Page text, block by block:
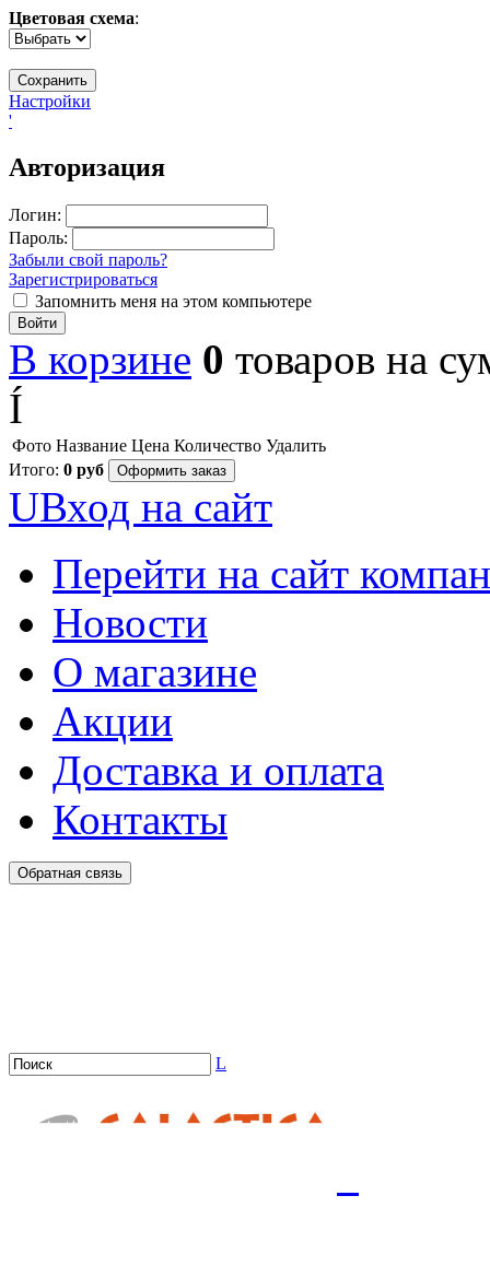
Цветовая схема:
Настройки
'
Авторизация
Логин:
Пароль:
Забыли свой пароль?
Зарегистрироваться
Запомнить меня на этом компьютере
Войти
В корзине 0 товаров на
Í
Фото Название Цена Количество Удалить
Итого: 0 руб Оформить заказ
UВход на сайт
Перейти на сайт
Новости
О магазине
Акции
Доставка и оплата
Контакты
Обратная связь
L